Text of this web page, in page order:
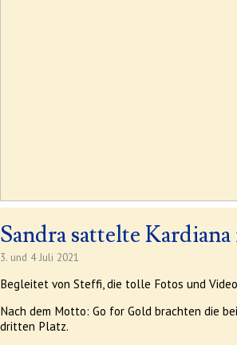
Sandra sattelte
3. und 4 Juli 2021
Begleitet von Steffi, die tolle Fotos und
Nach dem Motto: Go for Gold brachten die
dritten Platz.